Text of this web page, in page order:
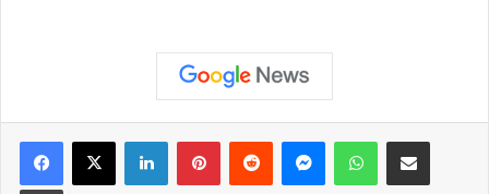
Facebook
X LinkedInPinterestReddit MessengerWhatsAppCompartir vía correo
Imprimir